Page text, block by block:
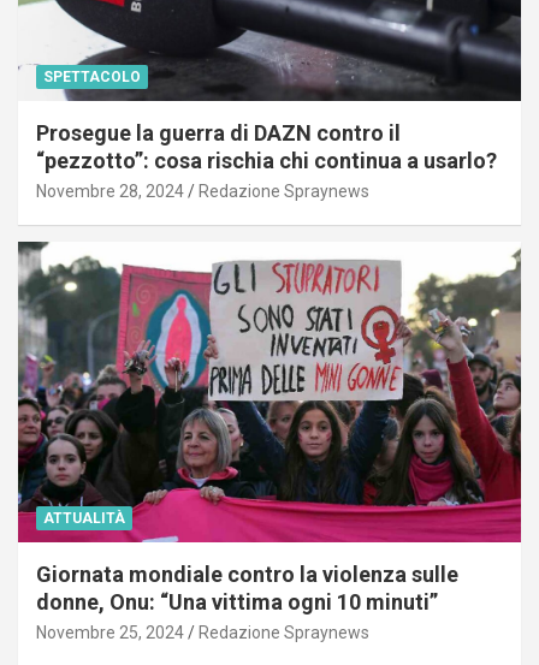
SPETTACOLO
Prosegue la guerra di DAZN contro il
“pezzotto”: cosa rischia chi continua a usarlo?
Novembre 28, 2024 Redazione Spraynews
ATTUALITÀ
Giornata mondiale contro la violenza sulle
donne, Onu: “Una vittima ogni 10 minuti”
Novembre 25, 2024 Redazione Spraynews